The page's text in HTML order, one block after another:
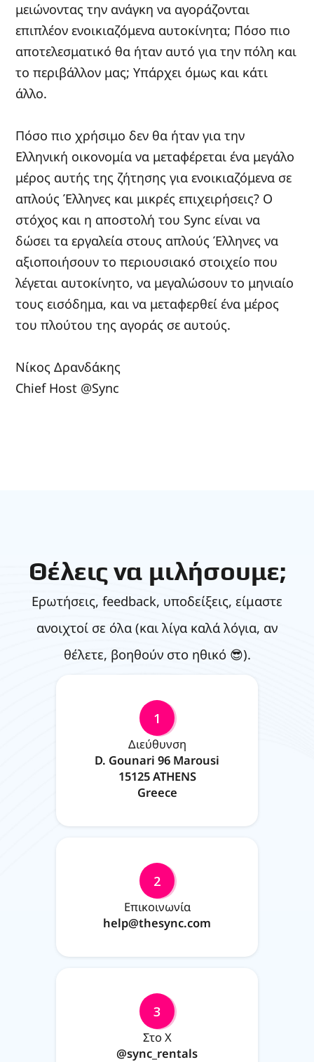
μειώνοντας την ανάγκη να αγοράζονται
επιπλέον ενοικιαζόμενα αυτοκίνητα; Πόσο πιο
αποτελεσματικό θα ήταν αυτό για την πόλη και
το περιβάλλον μας; Υπάρχει όμως και κάτι
άλλο.
Πόσο πιο χρήσιμο δεν θα ήταν για την
Ελληνική οικονομία να μεταφέρεται ένα μεγάλο
μέρος αυτής της ζήτησης για ενοικιαζόμενα σε
απλούς Έλληνες και μικρές επιχειρήσεις? Ο
στόχος και η αποστολή του Sync είναι να
δώσει τα εργαλεία στους απλούς Έλληνες να
αξιοποιήσουν το περιουσιακό στοιχείο που
λέγεται αυτοκίνητο, να μεγαλώσουν το μηνιαίο
τους εισόδημα, και να μεταφερθεί ένα μέρος
του πλούτου της αγοράς σε αυτούς.
Νίκος Δρανδάκης
Chief Host @Sync
Θέλεις να μιλήσουμε;
Ερωτήσεις, feedback, υποδείξεις, είμαστε
ανοιχτοί σε όλα (και λίγα καλά λόγια, αν
θέλετε, βοηθούν στο ηθικό 😎).
1
Διεύθυνση
D. Gounari 96 Marousi
15125 ATHENS
Greece
2
Επικοινωνία
help@thesync.com
3
Στο X
@sync_rentals